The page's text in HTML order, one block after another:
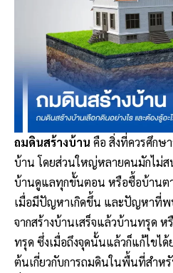
ถมดินสร้างบ้าน คือ สิ่งที่ควรศึกษ
บ้าน โดยส่วนใหญ่หลายคนมักไม่ส
บ้านดูแลทุกขั้นตอน หรือซื้อบ้านตา
เมื่อมีปัญหาเกิดขึ้น และปัญหาที่
จากสร้างบ้านเสร็จแล้วบ้านทรุด
ทรุด ซึ่งเมื่อถึงจุดนั้นแล้วก็แก้ไขไ
ต้นเกี่ยวกับการถมดินในพื้นที่สำห